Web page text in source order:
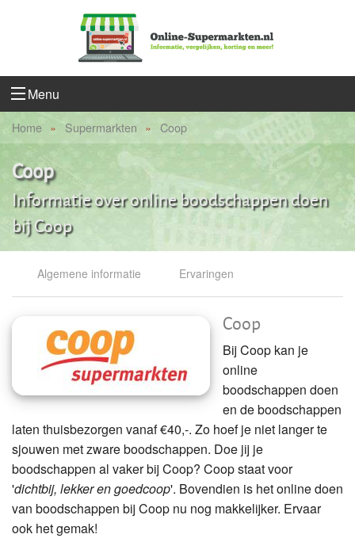
Menu
Home Supermarkten Coop
Coop
Informatie over online boodschappen doen
bij Coop
Algemene informatie Ervaringen
Coop
Bij Coop kan je
online
boodschappen doen
en de boodschappen
laten thuisbezorgen vanaf €40,-. Zo hoef je niet langer te
sjouwen met zware boodschappen. Doe jij je
boodschappen al vaker bij Coop? Coop staat voor
'dichtbij, lekker en goedcoop'. Bovendien is het online doen
van boodschappen bij Coop nu nog makkelijker. Ervaar
ook het gemak!